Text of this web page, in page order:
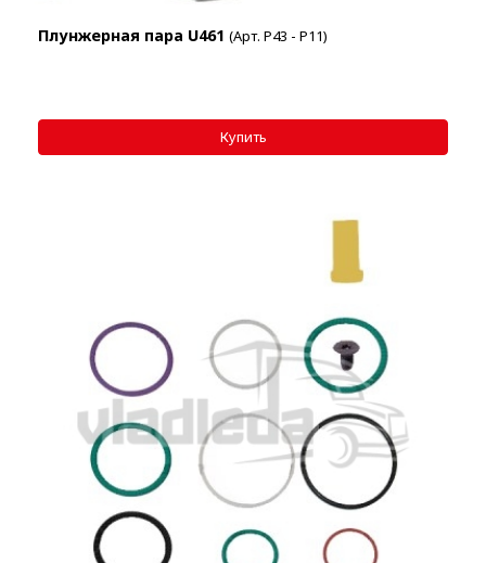
Плунжерная пара U461 (Арт. P43 - Р11)